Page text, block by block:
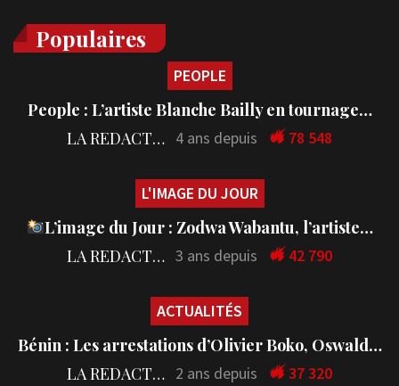
Populaires
PEOPLE
People : L’artiste Blanche Bailly en tournage…
LA REDACTION 4 ans depuis 78 548
L'IMAGE DU JOUR
L’image du Jour : Zodwa Wabantu, l’artiste…
LA REDACTION 3 ans depuis 42 790
ACTUALITÉS
Bénin : Les arrestations d’Olivier Boko, Oswald…
LA REDACTION 2 ans depuis 37 320